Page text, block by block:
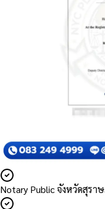
Notary Public จังหวัดสุร